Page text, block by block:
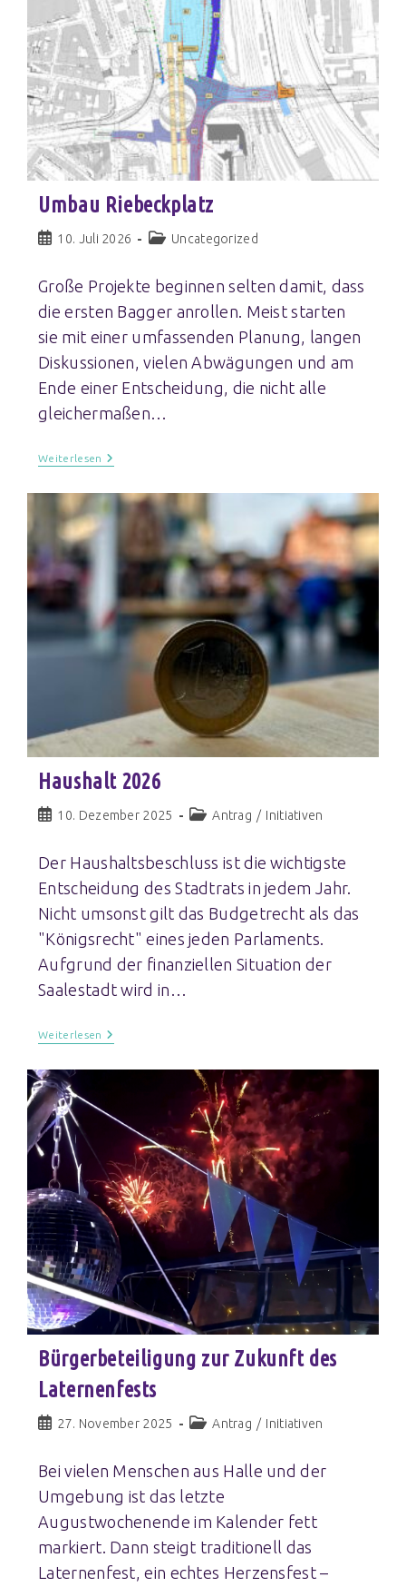
Umbau Riebeckplatz
10. Juli 2026 Uncategorized
Große Projekte beginnen selten damit, dass
die ersten Bagger anrollen. Meist starten
sie mit einer umfassenden Planung, langen
Diskussionen, vielen Abwägungen und am
Ende einer Entscheidung, die nicht alle
gleichermaßen…
Weiterlesen
Haushalt 2026
10. Dezember 2025 Antrag / Initiativen
Der Haushaltsbeschluss ist die wichtigste
Entscheidung des Stadtrats in jedem Jahr.
Nicht umsonst gilt das Budgetrecht als das
"Königsrecht" eines jeden Parlaments.
Aufgrund der finanziellen Situation der
Saalestadt wird in…
Weiterlesen
Bürgerbeteiligung zur Zukunft des
Laternenfests
27. November 2025 Antrag / Initiativen
Bei vielen Menschen aus Halle und der
Umgebung ist das letzte
Augustwochenende im Kalender fett
markiert. Dann steigt traditionell das
Laternenfest, ein echtes Herzensfest –